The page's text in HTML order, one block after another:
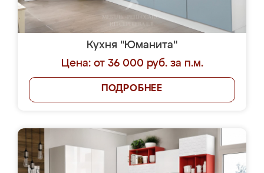
Кухня "Юманита"
Цена: от 36 000 руб. за п.м.
ПОДРОБНЕЕ